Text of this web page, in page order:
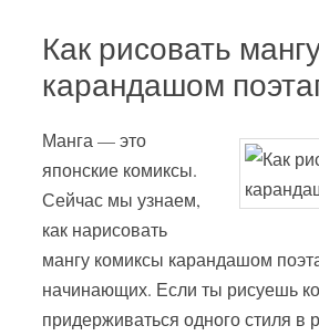
Как рисовать
карандашом
Манга — это
японские комиксы.
Сейчас мы узнаем,
как нарисовать
мангу комиксы карандашом
начинающих. Если ты рисуешь
придерживаться одного стиля в